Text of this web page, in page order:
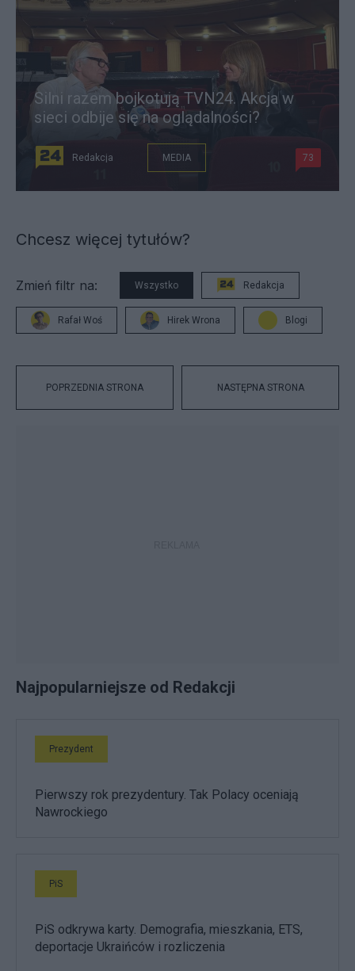
Silni razem bojkotują TVN24. Akcja w
sieci odbije się na oglądalności?
Redakcja MEDIA 73
Chcesz więcej tytułów?
Zmień filtr na: Wszystko Redakcja
Rafał Woś Hirek Wrona Blogi
POPRZEDNIA STRONA NASTĘPNA STRONA
Najpopularniejsze od Redakcji
Prezydent
Pierwszy rok prezydentury. Tak Polacy oceniają
Nawrockiego
PiS
PiS odkrywa karty. Demografia, mieszkania, ETS,
deportacje Ukraińców i rozliczenia